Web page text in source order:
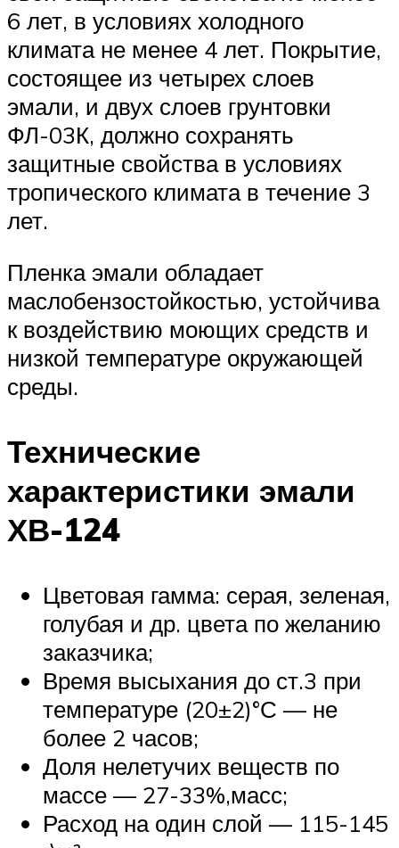
6 лет, в условиях холодного
климата не менее 4 лет. Покрытие,
состоящее из четырех слоев
эмали, и двух слоев грунтовки
ФЛ-03К, должно сохранять
защитные свойства в условиях
тропического климата в течение 3
лет.
Пленка эмали обладает
маслобензостойкостью, устойчива
к воздействию моющих средств и
низкой температуре окружающей
среды.
Технические
характеристики эмали
ХВ-124
Цветовая гамма: серая, зеленая,
голубая и др. цвета по желанию
заказчика;
Время высыхания до ст.3 при
температуре (20±2)°С — не
более 2 часов;
Доля нелетучих веществ по
массе — 27-33%,масс;
Расход на один слой — 115-145